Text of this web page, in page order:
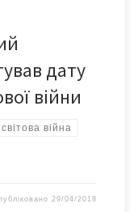
дату
війни
світова війна
29/04/2018